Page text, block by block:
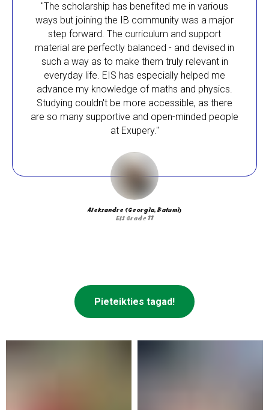
"The scholarship has benefited me in various
ways but joining the IB community was a major
step forward. The curriculum and support
material are perfectly balanced - and devised in
such a way as to make them truly relevant in
everyday life. EIS has especially helped me
advance my knowledge of maths and physics.
Studying couldn't be more accessible, as there
are so many supportive and open-minded people
at Exupery."
Aleksandre (Georgia, Batumi)
EIS Grade 11
Pieteikties tagad!